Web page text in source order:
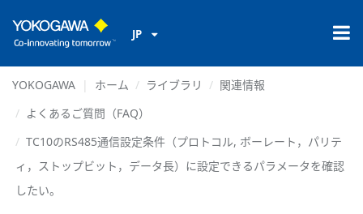
JP
YOKOGAWA ホーム ライブラリ
関連情報
よくあるご質問（FAQ）
TC10のRS485通信設定条件（プロトコル, ボーレート，パリテ
ィ，ストップビット，データ長）に設定できるパラメータを確認
したい。